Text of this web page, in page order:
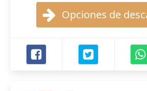
Opciones de